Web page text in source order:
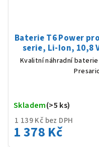
Baterie T6 Power
serie, Li-Ion, 10,8
Kvalitní náhradní
1 139 Kč bez DPH
1 378 Kč
Skladem(>5 ks)